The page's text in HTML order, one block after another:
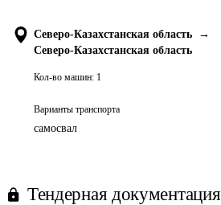
Северо-Казахстанская область
→
Северо-Казахстанская область
Кол-во машин: 1
Варианты транспорта
самосвал
Тендерная документация